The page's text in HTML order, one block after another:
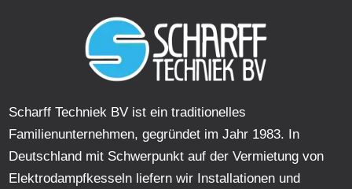
Scharff Techniek BV ist ein traditionelles
Familienunternehmen, gegründet im Jahr 1983. In
Deutschland mit Schwerpunkt auf der Vermietung von
Elektrodampfkesseln liefern wir Installationen und